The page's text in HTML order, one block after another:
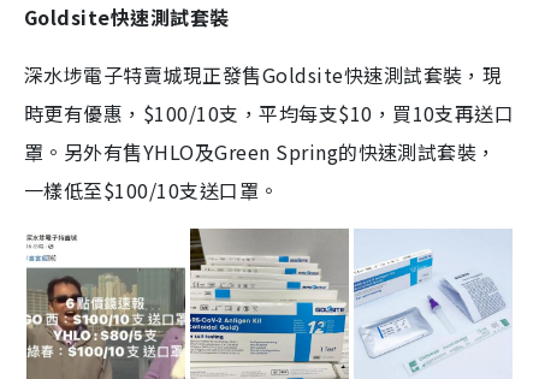
Goldsite快速測試套裝
深水埗電子特賣城現正發售Goldsite快速測試套裝，現
時更有優惠，$100/10支，平均每支$10，買10支再送口
罩。另外有售YHLO及Green Spring的快速測試套裝，
一樣低至$100/10支送口罩。